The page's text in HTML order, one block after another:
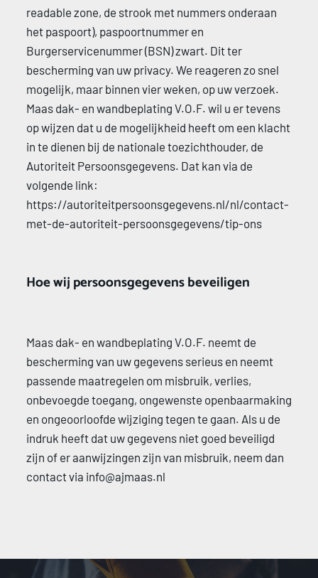
readable zone, de strook met nummers onderaan
het paspoort), paspoortnummer en
Burgerservicenummer (BSN) zwart. Dit ter
bescherming van uw privacy. We reageren zo snel
mogelijk, maar binnen vier weken, op uw verzoek.
Maas dak- en wandbeplating V.O.F. wil u er tevens
op wijzen dat u de mogelijkheid heeft om een klacht
in te dienen bij de nationale toezichthouder, de
Autoriteit Persoonsgegevens. Dat kan via de
volgende link:
https://autoriteitpersoonsgegevens.nl/nl/contact-
met-de-autoriteit-persoonsgegevens/tip-ons
Hoe wij persoonsgegevens beveiligen
Maas dak- en wandbeplating V.O.F. neemt de
bescherming van uw gegevens serieus en neemt
passende maatregelen om misbruik, verlies,
onbevoegde toegang, ongewenste openbaarmaking
en ongeoorloofde wijziging tegen te gaan. Als u de
indruk heeft dat uw gegevens niet goed beveiligd
zijn of er aanwijzingen zijn van misbruik, neem dan
contact via info@ajmaas.nl